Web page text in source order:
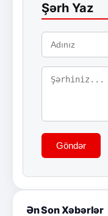
Şərh Yaz
Göndər
Ən Son Xəbərlər